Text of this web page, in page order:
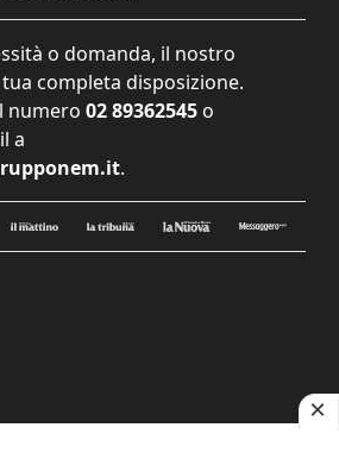
o domanda, il nostro
completa disposizione.
numero 02 89362545 o
a
.